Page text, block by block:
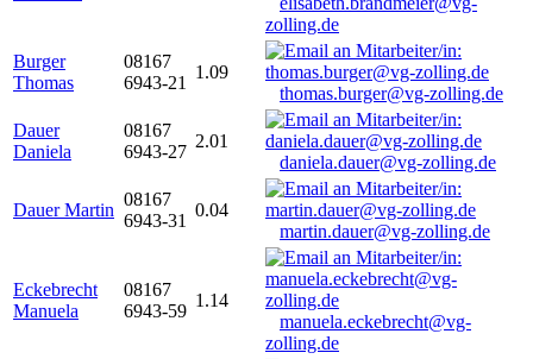
zolling.de
Burger
Thomas
08167
6943-21
1.09
thomas.burger@vg-zolling.de
Dauer
Daniela
08167
6943-27
2.01
daniela.dauer@vg-zolling.de
Dauer Martin
08167
6943-31
0.04
martin.dauer@vg-zolling.de
Eckebrecht
Manuela
08167
6943-59
1.14
manuela.eckebrecht@vg-
zolling.de